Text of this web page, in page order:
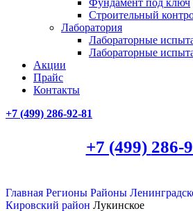
Фундамент под ключ
Строительный
Лаборатория
Лабораторные
Лабораторные
Акции
Прайс
Контакты
+7 (499) 286-92-81
+7 (499) 286-
Главная Регионы Районы
Кировский район Лукинское